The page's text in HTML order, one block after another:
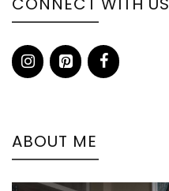
ABOUT ME